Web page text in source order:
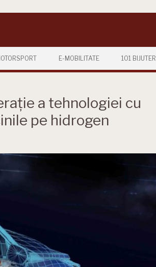
E-MOBILITATE 101 BIJUTERII
a tehnologiei cu
pe hidrogen